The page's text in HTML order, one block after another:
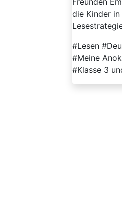
Freunden
die Kinder in
#Lesen
#Meine
#Klasse 3